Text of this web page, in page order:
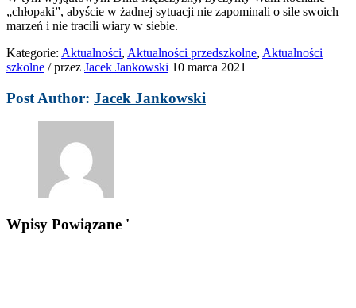
„chłopaki”, abyście w żadnej sytuacji nie zapominali o sile swoich
marzeń i nie tracili wiary w siebie.
Kategorie: Aktualności, Aktualności przedszkolne, Aktualności
szkolne /przez Jacek Jankowski 10 marca 2021
Post Author: Jacek Jankowski
Wpisy Powiązane '